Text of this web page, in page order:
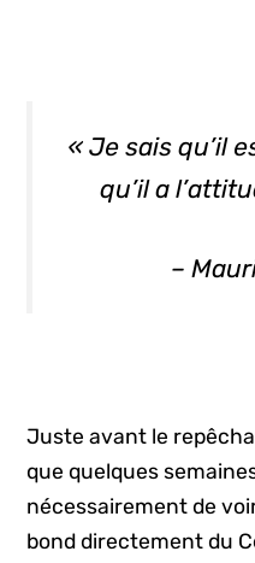
« Je sais qu’il
qu’il a
–
Juste avant le
que quelques
nécessairement de
bond directement du